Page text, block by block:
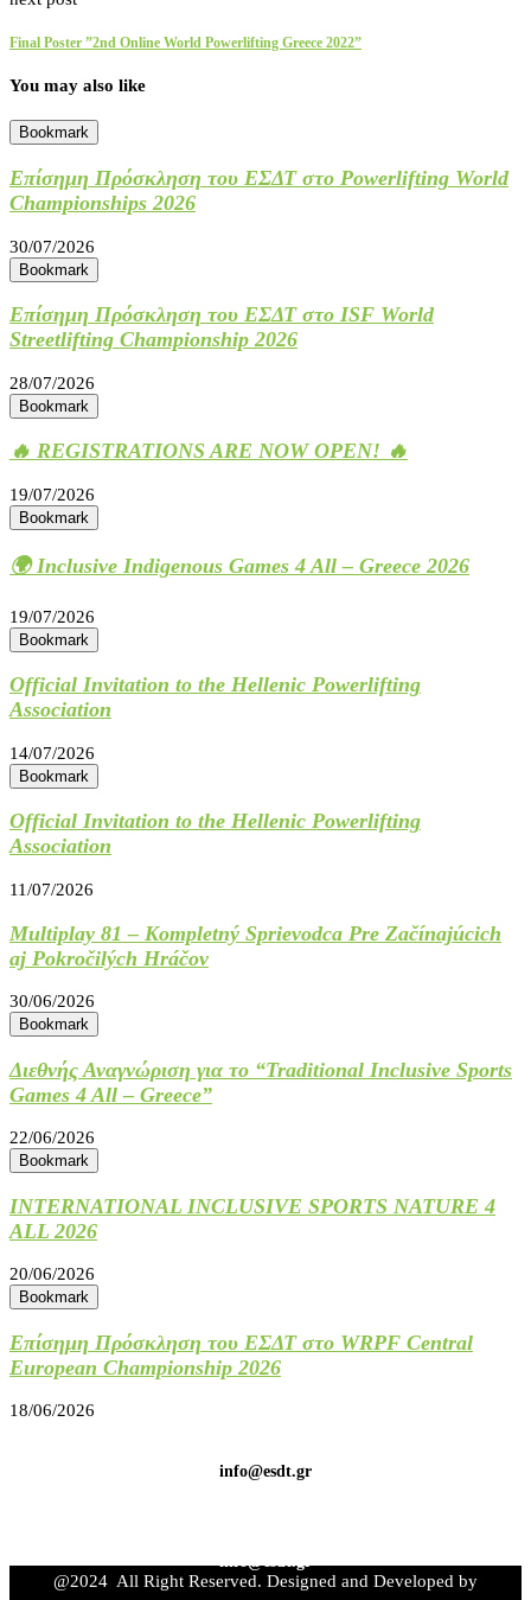
Final Poster ”2nd Online World Powerlifting Greece 2022”
You may also like
Bookmark
Επίσημη Πρόσκληση του ΕΣΔΤ στο Powerlifting World
Championships 2026
30/07/2026
Bookmark
Επίσημη Πρόσκληση του ΕΣΔΤ στο ISF World
Streetlifting Championship 2026
28/07/2026
Bookmark
🔥 REGISTRATIONS ARE NOW OPEN! 🔥
19/07/2026
Bookmark
🌍 Inclusive Indigenous Games 4 All – Greece 2026
19/07/2026
Bookmark
Official Invitation to the Hellenic Powerlifting
Association
14/07/2026
Bookmark
Official Invitation to the Hellenic Powerlifting
Association
11/07/2026
Multiplay 81 – Kompletný Sprievodca Pre Začínajúcich
aj Pokročilých Hráčov
30/06/2026
Bookmark
Διεθνής Αναγνώριση για το “Traditional Inclusive Sports
Games 4 All – Greece”
22/06/2026
Bookmark
INTERNATIONAL INCLUSIVE SPORTS NATURE 4
ALL 2026
20/06/2026
Bookmark
Επίσημη Πρόσκληση του ΕΣΔΤ στο WRPF Central
European Championship 2026
18/06/2026
info@esdt.gr
info@esdt.gr
@2024 All Right Reserved. Designed and Developed by